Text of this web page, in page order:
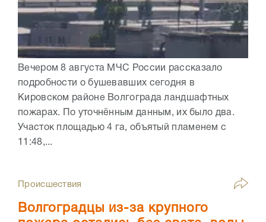
Вечером 8 августа МЧС России рассказало
подробности о бушевавших сегодня в
Кировском районе Волгограда ландшафтных
пожарах. По уточнённым данным, их было два.
Участок площадью 4 га, объятый пламенем с
11:48,...
Происшествия
Волгоградцы из-за крупного